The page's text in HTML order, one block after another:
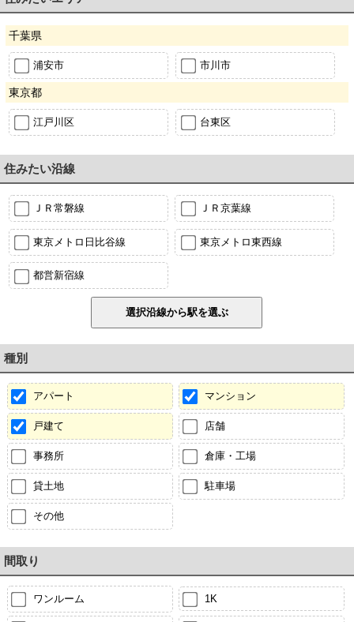
千葉県
浦安市 市川市
東京都
江戸川区 台東区
住みたい沿線
ＪＲ常磐線 ＪＲ京葉線
東京メトロ日比谷線 東京メトロ東西線
都営新宿線
種別
アパート マンション
戸建て 店舗
事務所 倉庫・工場
貸土地 駐車場
その他
間取り
ワンルーム 1K